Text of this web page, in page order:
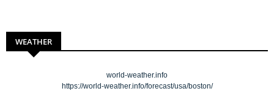
WEATHER
world-weather.info
https://world-weather.info/forecast/usa/boston/